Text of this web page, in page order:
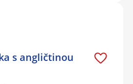
s angličtinou